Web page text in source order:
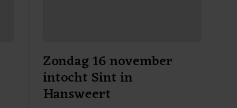
Zondag 16 november
intocht Sint in
Hansweert